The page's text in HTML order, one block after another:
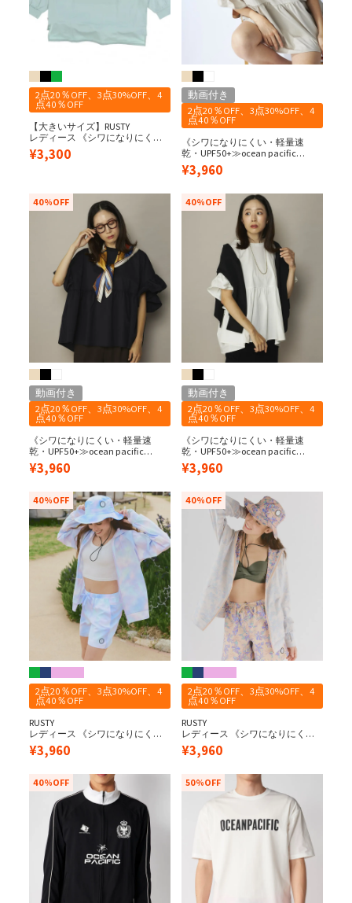
2点20％OFF、3点30%OFF、4
点40％OFF
【大きいサイズ】RUSTY
レディース 《シワになりにく
い・軽量速乾・UPF56+≫ 水陸両
用 ペアテックス バックニコちゃ
¥3,300
動画付き
2点20％OFF、3点30%OFF、4
点40％OFF
《シワになりにくい・軽量速
乾・UPF50+≫ocean pacific
レディース 水陸両用/UPF50＋ 袖
フレアペアテックスTEE
¥3,960
動画付き
2点20％OFF、3点30%OFF、4
点40％OFF
《シワになりにくい・軽量速
乾・UPF50+≫ocean pacific
レディース 水陸両用/UPF50＋ 袖
フレアペアテックスTEE
40%OFF
¥3,960
動画付き
2点20％OFF、3点30%OFF、4
点40％OFF
《シワになりにくい・軽量速
乾・UPF50+≫ocean pacific
レディース 水陸両用/UPF50＋ 袖
フレアペアテックスTEE
40%OFF
¥3,960
2点20％OFF、3点30%OFF、4
点40％OFF
RUSTY
レディース 《シワになりにく
い・軽量速乾・UPF50+≫ペアテ
ックス 水陸両用 タイダイニコち
40%OFF
¥3,960
2点20％OFF、3点30%OFF、4
点40％OFF
RUSTY
レディース 《シワになりにく
い・軽量速乾・UPF50+≫ペアテ
ックス 水陸両用 タイダイニコち
40%OFF
¥3,960
40%OFF 50%OFF